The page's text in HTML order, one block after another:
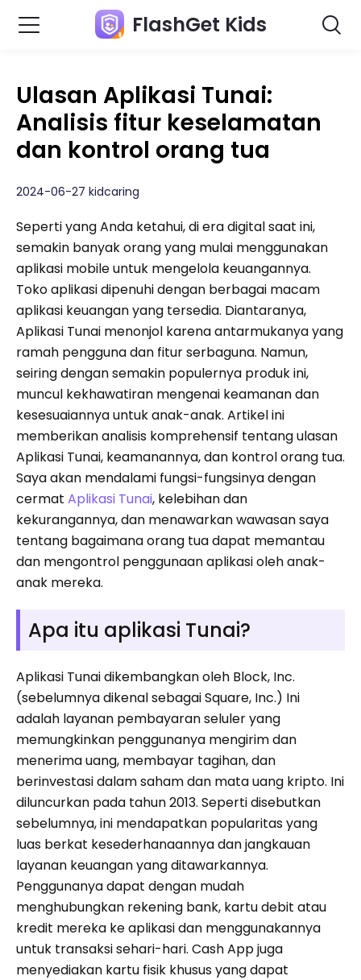
FlashGet Kids
Ulasan Aplikasi Tunai:
Analisis fitur keselamatan
dan kontrol orang tua
2024-06-27 kidcaring
Seperti yang Anda ketahui, di era digital saat ini,
semakin banyak orang yang mulai menggunakan
aplikasi mobile untuk mengelola keuangannya.
Toko aplikasi dipenuhi dengan berbagai macam
aplikasi keuangan yang tersedia. Diantaranya,
Aplikasi Tunai menonjol karena antarmukanya yang
ramah pengguna dan fitur serbaguna. Namun,
seiring dengan semakin populernya produk ini,
muncul kekhawatiran mengenai keamanan dan
kesesuaiannya untuk anak-anak. Artikel ini
memberikan analisis komprehensif tentang ulasan
Aplikasi Tunai, keamanannya, dan kontrol orang tua.
Saya akan mendalami fungsi-fungsinya dengan
cermat Aplikasi Tunai, kelebihan dan
kekurangannya, dan menawarkan wawasan saya
tentang bagaimana orang tua dapat memantau
dan mengontrol penggunaan aplikasi oleh anak-
anak mereka.
Apa itu aplikasi Tunai?
Aplikasi Tunai dikembangkan oleh Block, Inc.
(sebelumnya dikenal sebagai Square, Inc.) Ini
adalah layanan pembayaran seluler yang
memungkinkan penggunanya mengirim dan
menerima uang, membayar tagihan, dan
berinvestasi dalam saham dan mata uang kripto. Ini
diluncurkan pada tahun 2013. Seperti disebutkan
sebelumnya, ini mendapatkan popularitas yang
luas berkat kesederhanaannya dan jangkauan
layanan keuangan yang ditawarkannya.
Penggunanya dapat dengan mudah
menghubungkan rekening bank, kartu debit atau
kredit mereka ke aplikasi dan menggunakannya
untuk transaksi sehari-hari. Cash App juga
menyediakan kartu fisik khusus yang dapat